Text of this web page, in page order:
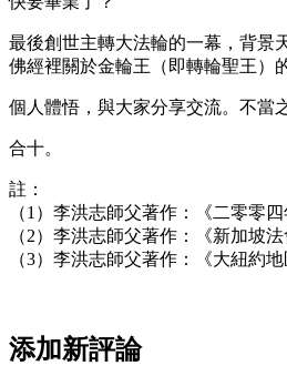
最後創世主轉大法輪的一幕，背景
佛經裡關於金輪王（即轉輪聖王）
個人體悟，與大家分享交流。不當
合十。
註：
（1）李洪志師父著作：《二零零
（2）李洪志師父著作：《新加坡法
（3）李洪志師父著作：《大紐約地
添加新評論